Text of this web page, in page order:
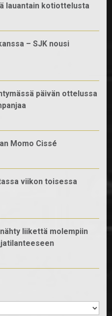
lauantain kotiottelusta
– SJK nousi
päivän ottelussa
Momo Cissé
viikon toisessa
liikettä molempiin